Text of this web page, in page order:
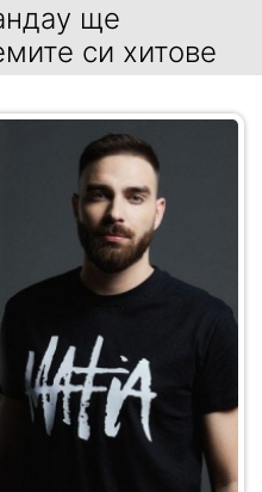
ще
си хитове